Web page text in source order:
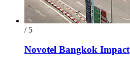
/ 5
Novotel Bangkok Impact